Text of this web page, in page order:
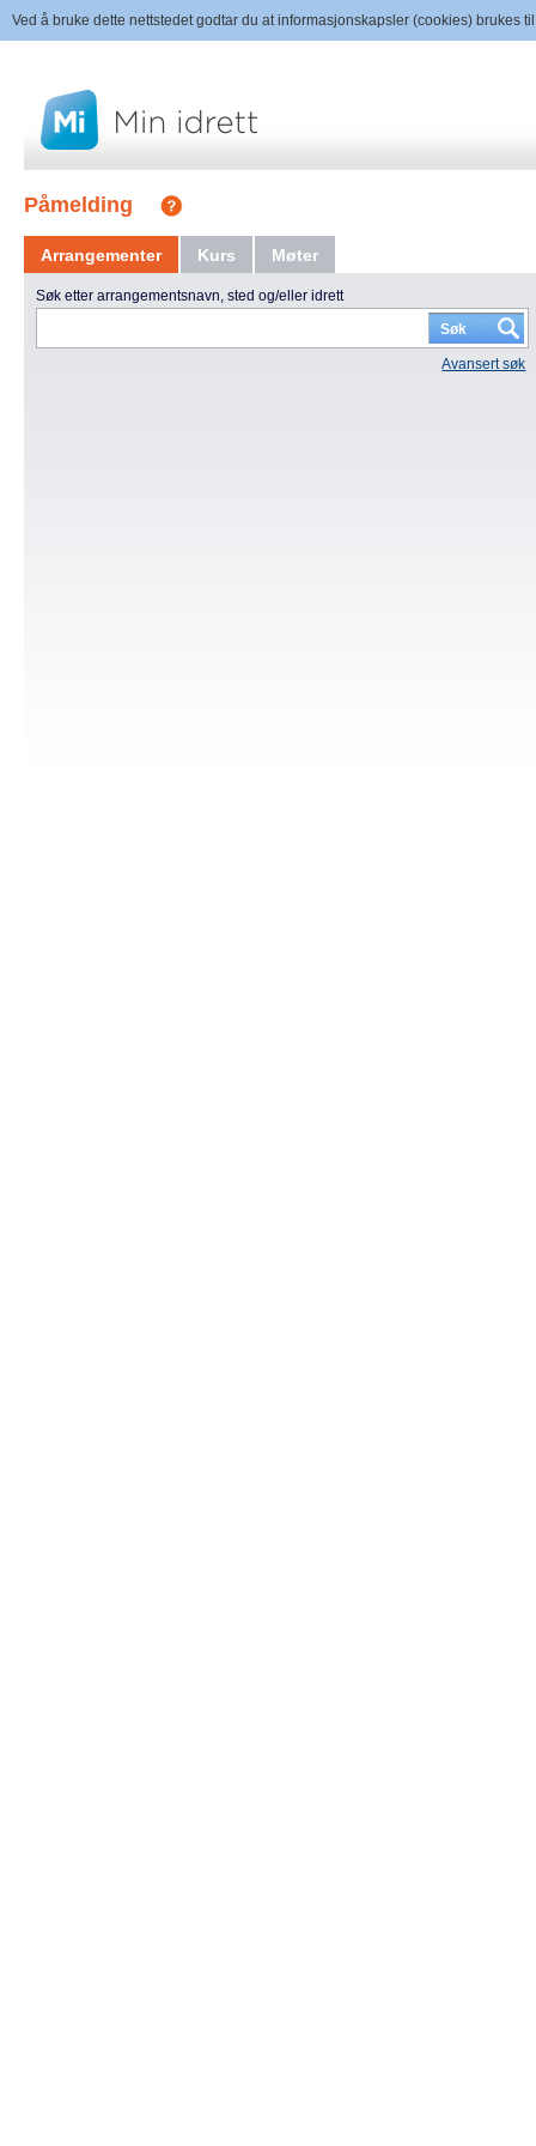
Ved å bruke dette nettstedet godtar du at informasjonskapsler (cookies) brukes
Påmelding
Arrangementer Kurs Møter
Søk etter arrangementsnavn, sted og/eller idrett
Avansert søk